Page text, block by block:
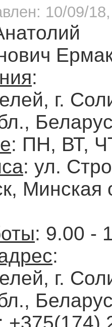
10/09/
:
г.
: ПН, ВТ,
: ул.
Минская
: 9.00 -
:
г.